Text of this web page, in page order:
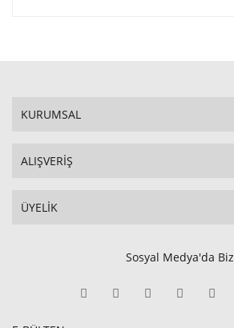
KURUMSAL
ALIŞVERİŞ
ÜYELİK
Sosyal Medya'da Biz